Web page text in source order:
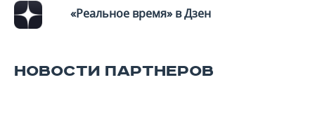
«Реальное время» в Дзен
НОВОСТИ ПАРТНЕРОВ